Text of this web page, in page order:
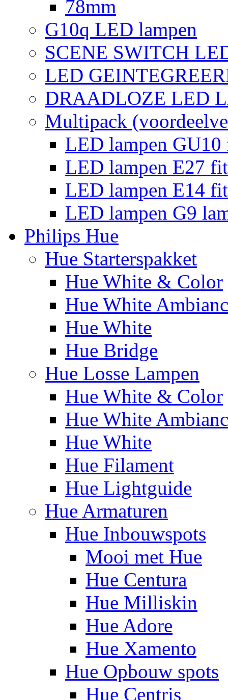
78mm
G10q LED lampen
SCENE SWITCH
LED
DRAADLOZE LED
Multipack
LED lampen
LED lampen E27
LED lampen E14
LED lampen G9
Philips Hue
Hue Starterspakket
Hue White & Color
Hue White
Hue White
Hue Bridge
Hue Losse Lampen
Hue White & Color
Hue White
Hue White
Hue Filament
Hue Lightguide
Hue Armaturen
Hue Inbouwspots
Mooi met Hue
Hue Centura
Hue Milliskin
Hue Adore
Hue Xamento
Hue Opbouw spots
Hue Centris